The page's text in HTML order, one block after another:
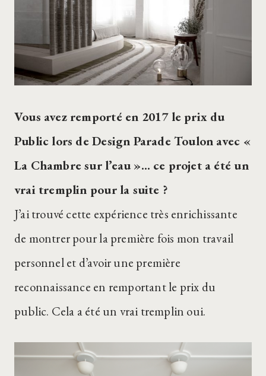
Vous avez remporté en 2017 le prix du
Public lors de Design Parade Toulon avec «
La Chambre sur l’eau »… ce projet a été un
vrai tremplin pour la suite ?
J’ai trouvé cette expérience très enrichissante
de montrer pour la première fois mon travail
personnel et d’avoir une première
reconnaissance en remportant le prix du
public. Cela a été un vrai tremplin oui.